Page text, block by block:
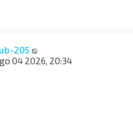
205
04 2026, 20:34